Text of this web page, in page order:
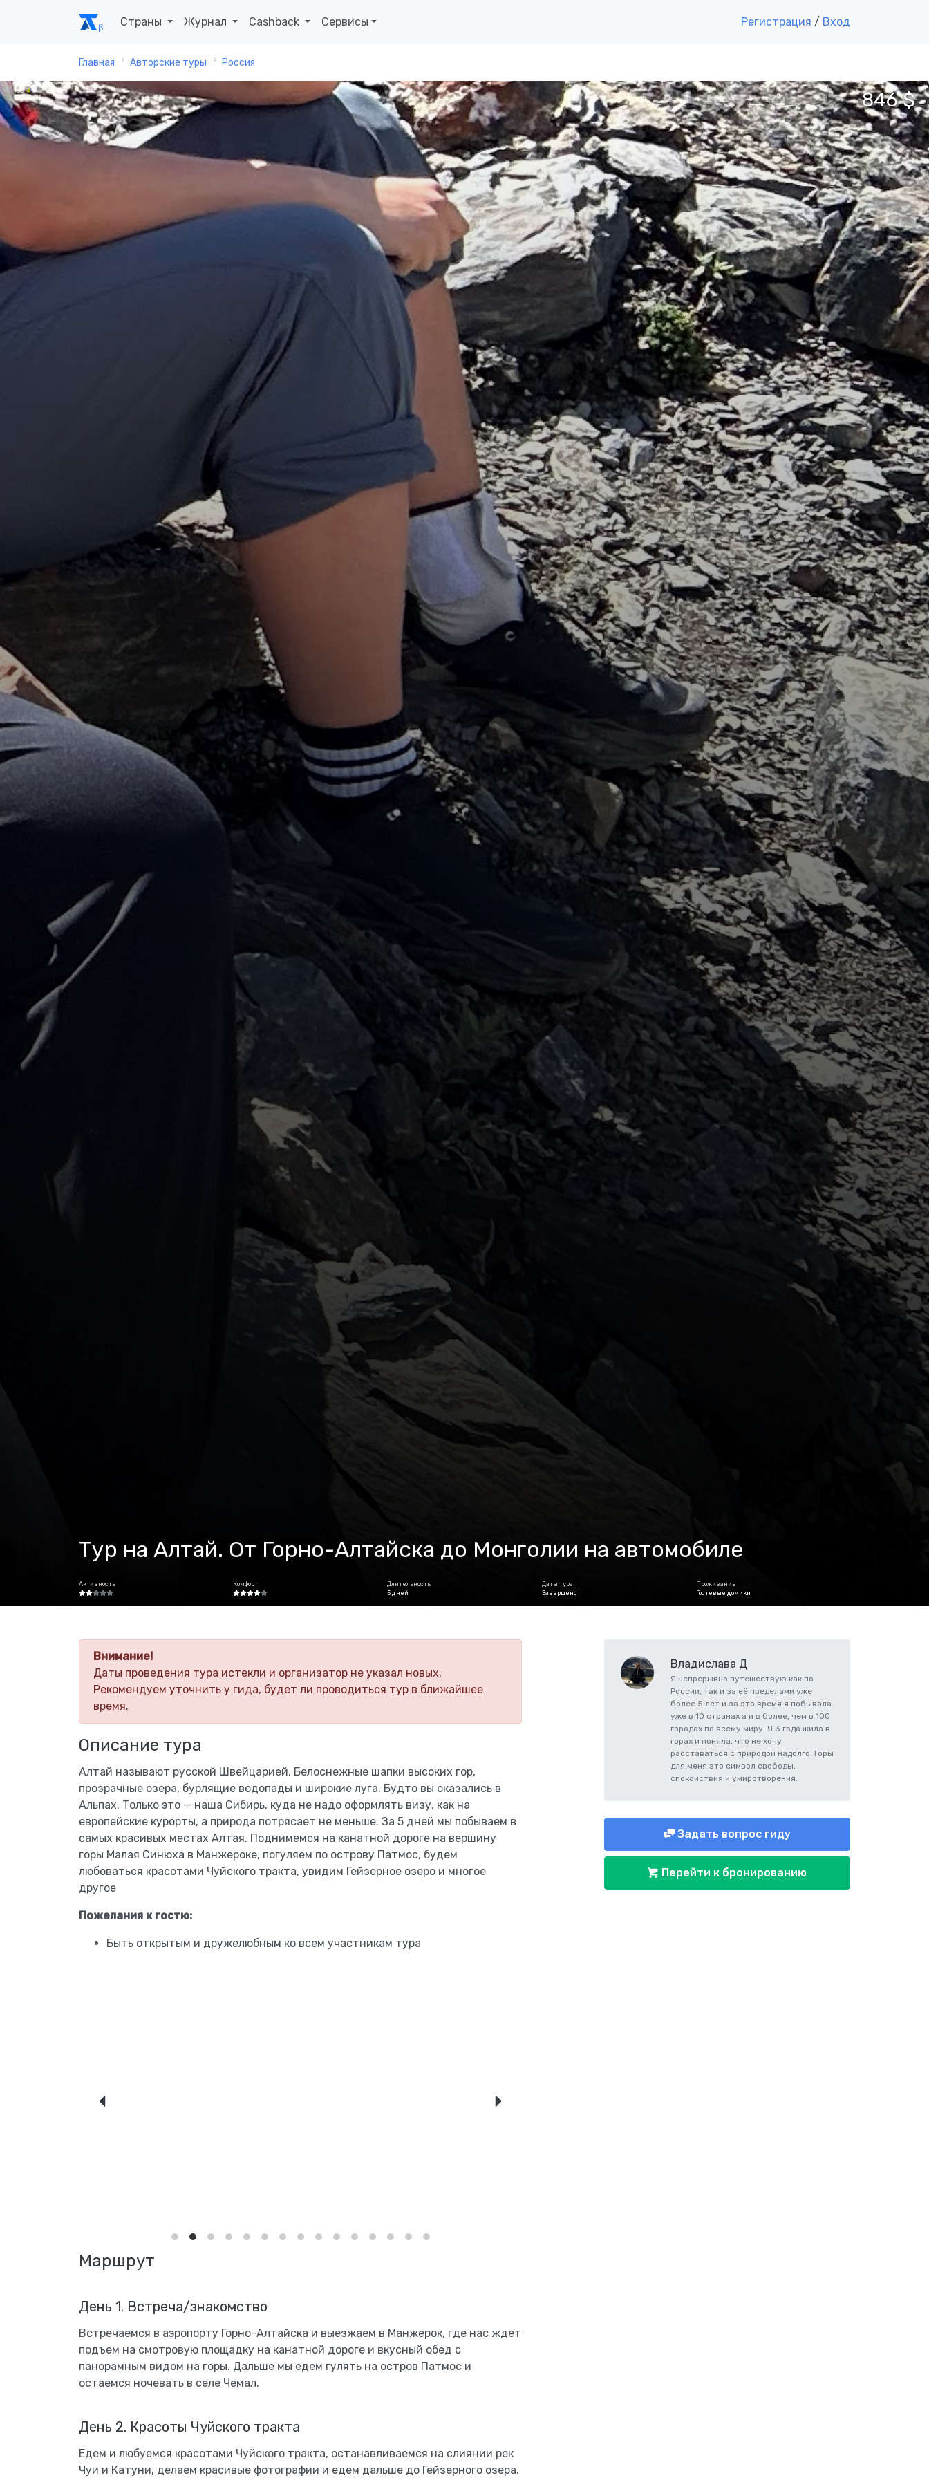
Страны Журнал Cashback Сервисы Регистрация / Вход
Главная Авторские туры Россия
846 $
Тур на Алтай. От Горно-Алтайска до Монголии на автомобиле
Активность Комфорт
Длительность
5 дней
Даты тура
Завершено
Проживание
Гостевые домики
Внимание!
Даты проведения тура истекли и организатор не указал новых.
Рекомендуем уточнить у гида, будет ли проводиться тур в ближайшее
время.
Описание тура
Алтай называют русской Швейцарией. Белоснежные шапки высоких гор,
прозрачные озера, бурлящие водопады и широкие луга. Будто вы оказались в
Альпах. Только это — наша Сибирь, куда не надо оформлять визу, как на
европейские курорты, а природа потрясает не меньше. За 5 дней мы побываем в
самых красивых местах Алтая. Поднимемся на канатной дороге на вершину
горы Малая Синюха в Манжероке, погуляем по острову Патмос, будем
любоваться красотами Чуйского тракта, увидим Гейзерное озеро и многое
другое
Пожелания к гостю:
Быть открытым и дружелюбным ко всем участникам тура
Маршрут
День 1. Встреча/знакомство
Встречаемся в аэропорту Горно-Алтайска и выезжаем в Манжерок, где нас ждет
подъем на смотровую площадку на канатной дороге и вкусный обед с
панорамным видом на горы. Дальше мы едем гулять на остров Патмос и
остаемся ночевать в селе Чемал.
День 2. Красоты Чуйского тракта
Едем и любуемся красотами Чуйского тракта, останавливаемся на слиянии рек
Чуи и Катуни, делаем красивые фотографии и едем дальше до Гейзерного озера.
Владислава Д
Я непрерывно путешествую как по
России, так и за её пределами уже
более 5 лет и за это время я побывала
уже в 10 странах а и в более, чем в 100
городах по всему миру. Я 3 года жила в
горах и поняла, что не хочу
расставаться с природой надолго. Горы
для меня это символ свободы,
спокойствия и умиротворения.
Задать вопрос гиду
Перейти к бронированию